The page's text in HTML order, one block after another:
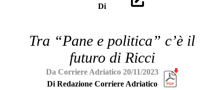
Di
Tra “Pane e politica” c’è il
futuro di Ricci
Da Corriere Adriatico 20/11/2023
Di Redazione Corriere Adriatico